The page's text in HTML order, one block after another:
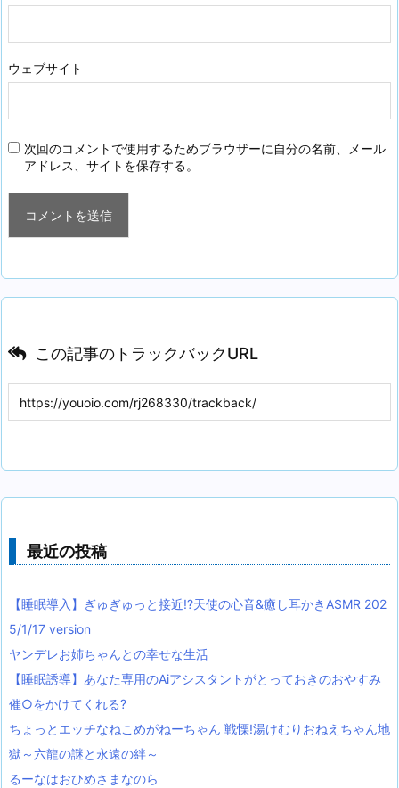
ウェブサイト
次回のコメントで使用するためブラウザーに自分の名前、メール
アドレス、サイトを保存する。
この記事のトラックバックURL
最近の投稿
【睡眠導入】ぎゅぎゅっと接近!?天使の心音&癒し耳かきASMR 202
5/1/17 version
ヤンデレお姉ちゃんとの幸せな生活
【睡眠誘導】あなた専用のAiアシスタントがとっておきのおやすみ
催○をかけてくれる?
ちょっとエッチなねこめがねーちゃん 戦慄!湯けむりおねえちゃん地
獄～六龍の謎と永遠の絆～
るーなはおひめさまなのら